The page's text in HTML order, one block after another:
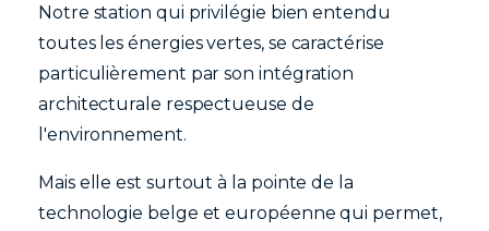
Notre station qui privilégie bien entendu
toutes les énergies vertes, se caractérise
particulièrement par son intégration
architecturale respectueuse de
l'environnement.
Mais elle est surtout à la pointe de la
technologie belge et européenne qui permet,